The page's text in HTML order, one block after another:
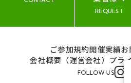
REQUEST
ご参加規約開催実績お
会社概要（運営会社） プラ
FOLLOW US